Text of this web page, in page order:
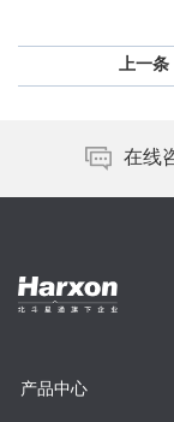
上一条
在线
产品中心